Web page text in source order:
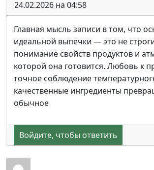
24.02.2026 на 04:58
Главная мысль записи в том, что
идеальной выпечки — это не
понимание свойств продуктов и
которой она готовится. Любовь к
точное соблюдение
качественные ингредиенты
обычное
Войдите, чтобы ответить